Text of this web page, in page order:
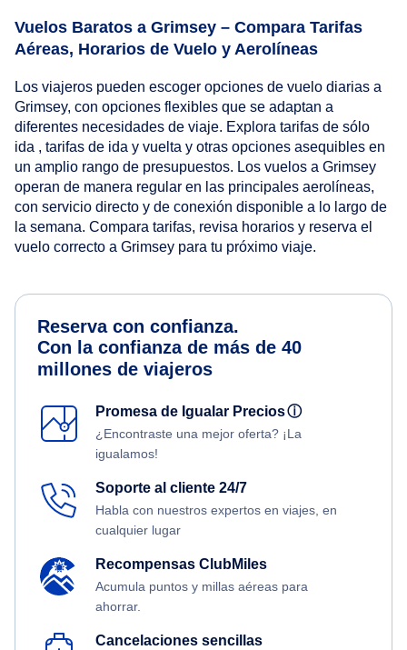
Vuelos Baratos a Grimsey – Compara Tarifas
Aéreas, Horarios de Vuelo y Aerolíneas
Los viajeros pueden escoger opciones de vuelo diarias a
Grimsey, con opciones flexibles que se adaptan a
diferentes necesidades de viaje. Explora tarifas de sólo
ida , tarifas de ida y vuelta y otras opciones asequibles en
un amplio rango de presupuestos. Los vuelos a Grimsey
operan de manera regular en las principales aerolíneas,
con servicio directo y de conexión disponible a lo largo de
la semana. Compara tarifas, revisa horarios y reserva el
vuelo correcto a Grimsey para tu próximo viaje.
Reserva con confianza.
Con la confianza de más de 40
millones de viajeros
Promesa de Igualar Preciosⓘ
¿Encontraste una mejor oferta? ¡La
igualamos!
Soporte al cliente 24/7
Habla con nuestros expertos en viajes, en
cualquier lugar
Recompensas ClubMiles
Acumula puntos y millas aéreas para
ahorrar.
Cancelaciones sencillas